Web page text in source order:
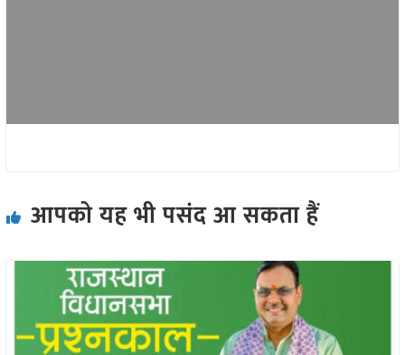
आपको यह भी पसंद आ सकता हैं